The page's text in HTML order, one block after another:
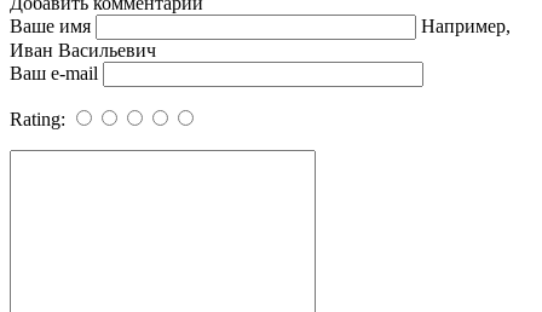
Ваше имя
Например,
Иван Васильевич
Ваш e-mail
Rating: